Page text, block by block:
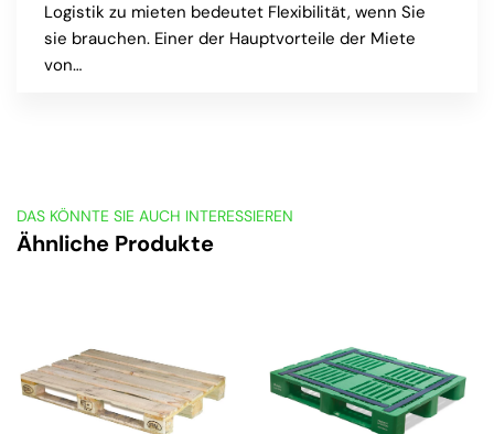
Logistik zu mieten bedeutet Flexibilität, wenn Sie
sie brauchen. Einer der Hauptvorteile der Miete
von…
DAS KÖNNTE SIE AUCH INTERESSIEREN
Ähnliche Produkte